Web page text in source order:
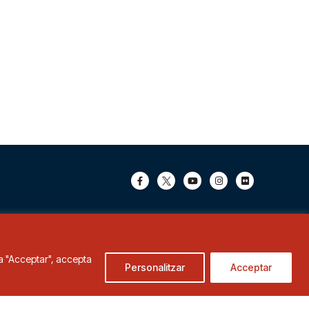
"Acceptar", accepta
Personalitzar Acceptar